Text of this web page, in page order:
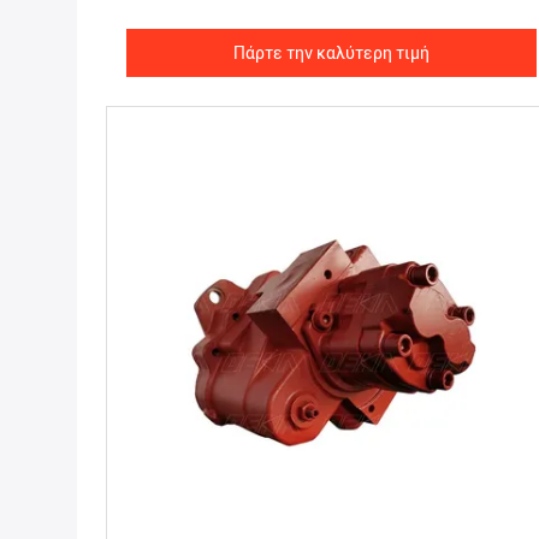
Πάρτε την καλύτερη τιμή